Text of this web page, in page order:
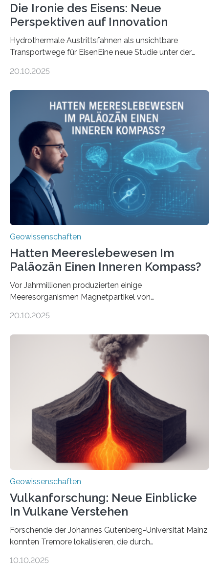
Die Ironie des Eisens: Neue
Perspektiven auf Innovation
Hydrothermale Austrittsfahnen als unsichtbare
Transportwege für EisenEine neue Studie unter der
Umweltwissenschaften der Universität Bremen –
Stoffkreislauf im Ozean prägen. Die Überblicksstudie
mit dem Titel „Iron’s Irony“ ist in Communications Earth
& Environment erschienen. Die Studie fasst bestehende
Forschungsergebnisse zusammen und interpretiert sie
neu, um zu erklären, wie Eisen, das aus hydrothermalen
Systemen freigesetzt wird, über ganze Ozeanbecken
transportiert werden kann. „Das…
20.10.2025
Geowissenschaften
Hatten Meereslebewesen Im
Paläozän Einen Inneren Kompass?
Vor Jahrmillionen produzierten einige
Meeresorganismen Magnetpartikel von
Sedimenten zu finden sind. Nun ist es einem
Domänen auf einem dieser „Riesenmagnetfossilien” mit
einer raffinierten Methode an der Diamond-
Röntgenquelle zu kartieren. Ihre Analyse zeigt, dass
diese Partikel es den Organismen ermöglicht haben
könnten, winzige Schwankungen sowohl in der
Richtung als auch in der Intensität des Erdmagnetfelds
wahrzunehmen. Dadurch konnten sie sich verorten und
über den Ozean navigieren. Vor einigen Jahren…
20.10.2025
Geowissenschaften
Vulkanforschung: Neue Einblicke
In Vulkane Verstehen
Forschende der Johannes Gutenberg-Universität Mainz
konnten Tremore lokalisieren, die durch
10.10.2025